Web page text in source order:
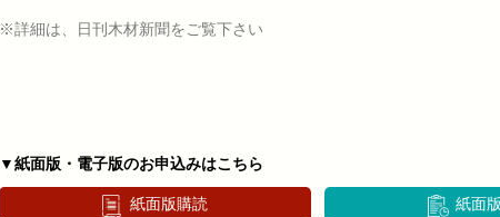
※詳細は、日刊木材新聞をご覧下さい
▼紙面版・電子版のお申込みはこちら
紙面版購読 紙面